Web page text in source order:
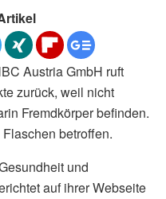
Austria GmbH ruft
zurück, weil nicht
Fremdkörper befinden.
betroffen.
und
auf ihrer Webseite